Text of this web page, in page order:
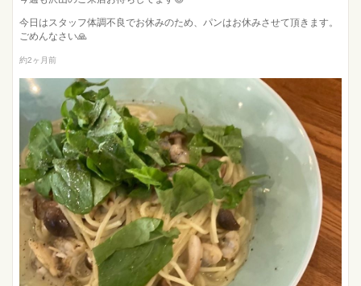
今日はスタッフ体調不良でお休みのため、パンはお休みさせて頂きます。
ごめんなさい🙏
約2ヶ月前